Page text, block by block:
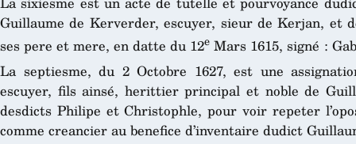
Guillaume de Kerverder, escuyer, sieur de Kerjan, et
ses pere et mere, en datte du 12e Mars 1615, signé :
La septiesme, du 2 Octobre 1627, est une
escuyer, fils ainsé, herittier principal et noble de
desdicts Philipe et Christophle, pour voir repeter
comme creancier au benefice d’inventaire dudict